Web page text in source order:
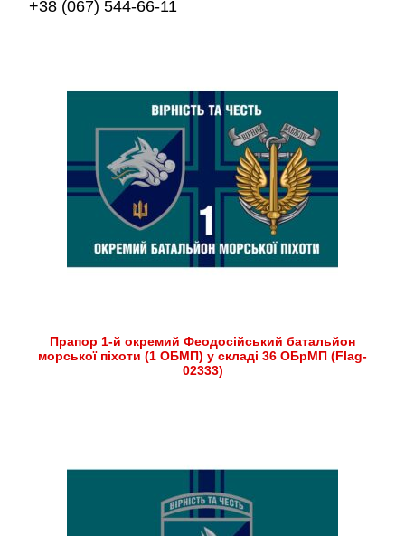
+38 (067) 544-66-11
Прапор 1-й окремий Феодосійський батальйон
морської піхоти (1 ОБМП) у складі 36 ОБрМП (Flag-
02333)